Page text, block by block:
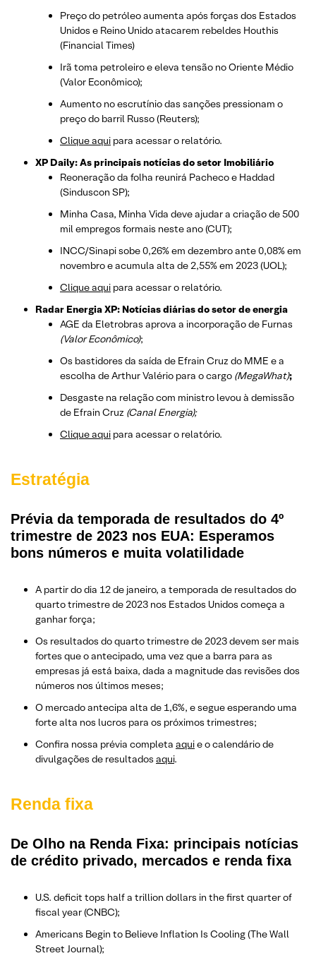
Preço do petróleo aumenta após forças dos Estados
Unidos e Reino Unido atacarem rebeldes Houthis
(Financial Times)
Irã toma petroleiro e eleva tensão no Oriente Médio
(Valor Econômico);
Aumento no escrutínio das sanções pressionam o
preço do barril Russo (Reuters);
Clique aqui para acessar o relatório.
XP Daily: As principais notícias do setor Imobiliário
Reoneração da folha reunirá Pacheco e Haddad
(Sinduscon SP);
Minha Casa, Minha Vida deve ajudar a criação de 500
mil empregos formais neste ano (CUT);
INCC/Sinapi sobe 0,26% em dezembro ante 0,08% em
novembro e acumula alta de 2,55% em 2023 (UOL);
Clique aqui para acessar o relatório.
Radar Energia XP: Notícias diárias do setor de energia
AGE da Eletrobras aprova a incorporação de Furnas
(Valor Econômico);
Os bastidores da saída de Efrain Cruz do MME e a
escolha de Arthur Valério para o cargo (MegaWhat);
Desgaste na relação com ministro levou à demissão
de Efrain Cruz (Canal Energia);
Clique aqui para acessar o relatório.
Estratégia
Prévia da temporada de resultados do 4º
trimestre de 2023 nos EUA: Esperamos
bons números e muita volatilidade
A partir do dia 12 de janeiro, a temporada de resultados do
quarto trimestre de 2023 nos Estados Unidos começa a
ganhar força;
Os resultados do quarto trimestre de 2023 devem ser mais
fortes que o antecipado, uma vez que a barra para as
empresas já está baixa, dada a magnitude das revisões dos
números nos últimos meses;
O mercado antecipa alta de 1,6%, e segue esperando uma
forte alta nos lucros para os próximos trimestres;
Confira nossa prévia completa aquie o calendário de
divulgações de resultados aqui.
Renda fixa
De Olho na Renda Fixa: principais notícias
de crédito privado, mercados e renda fixa
U.S. deficit tops half a trillion dollars in the first quarter of
fiscal year (CNBC);
Americans Begin to Believe Inflation Is Cooling (The Wall
Street Journal);